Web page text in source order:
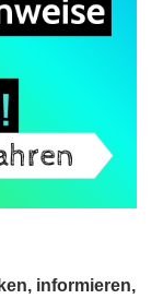
informieren,